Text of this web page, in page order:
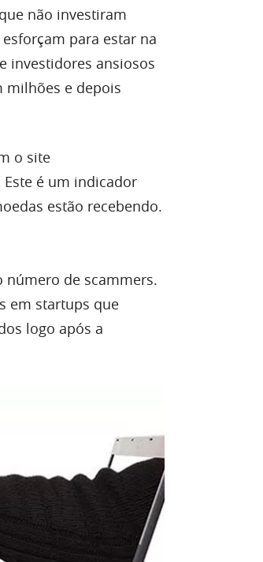
não investiram
para estar na
investidores ansiosos
milhões e depois
o site
Este é um indicador
estão recebendo.
número de scammers.
em startups que
logo após a